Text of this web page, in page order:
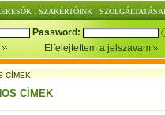
: SZAKÉRTŐINK :
Password:
Elfelejtettem a jelszavam
CÍMEK
CÍMEK